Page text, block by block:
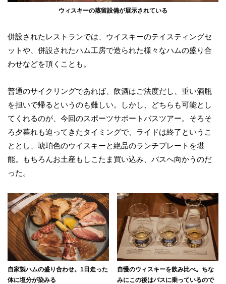
ウィスキーの蒸留設備が展示されている
併設されたレストランでは、ウイスキーのテイスティングセ
ットや、併設されたハム工房で造られた様々なハムの盛り合
わせなどを頂くことも。
普通のサイクリングであれば、飲酒はご法度だし、重い酒瓶
を担いで帰るというのも難しい。しかし、どちらも可能とし
てくれるのが、今回のスポーツサポートバスツアー。そろそ
ろ夕暮れも迫ってきたタイミングで、ライドは終了というこ
ととし、琥珀色のウイスキーと絶品のランチプレートを堪
能。もちろんお土産もしこたま買い込み、バスへ向かうのだ
った。
自家製ハムの盛り合わせ。1日走った
体に塩分が染みる
自慢のウィスキーを飲み比べ。ちな
みにこの後はバスに乗っているので